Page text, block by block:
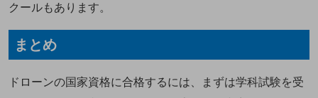
クールもあります。
まとめ
ドローンの国家資格に合格するには、まずは学科試験を受